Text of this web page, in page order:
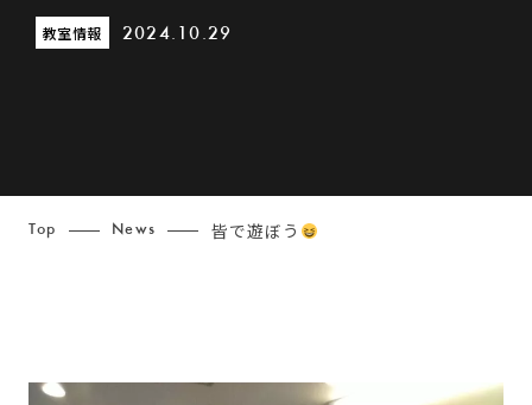
教室情報 2024.10.29
Top News 皆で遊ぼう